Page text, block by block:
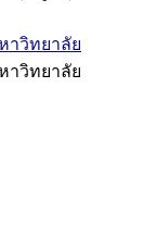
าวิทยาลัย
าวิทยาลัย